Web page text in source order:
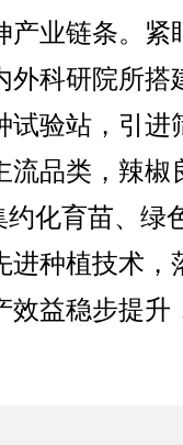
业链条。紧
外科研院所搭
试验站，引进
流品类，辣椒
约化育苗、绿
进种植技术，
效益稳步提升